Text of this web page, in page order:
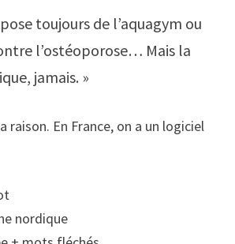
toujours de l’aquagym ou
l’ostéoporose… Mais la
jamais. »
raison. En France, on a un logiciel
nordique